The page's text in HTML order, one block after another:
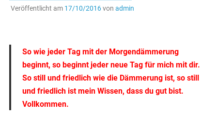
Veröffentlicht am 17/10/2016von admin
So wie jeder Tag mit der Morgendämmerung
beginnt, so beginnt jeder neue Tag für mich mit dir.
So still und friedlich wie die Dämmerung ist, so still
und friedlich ist mein Wissen, dass du gut bist.
Vollkommen.